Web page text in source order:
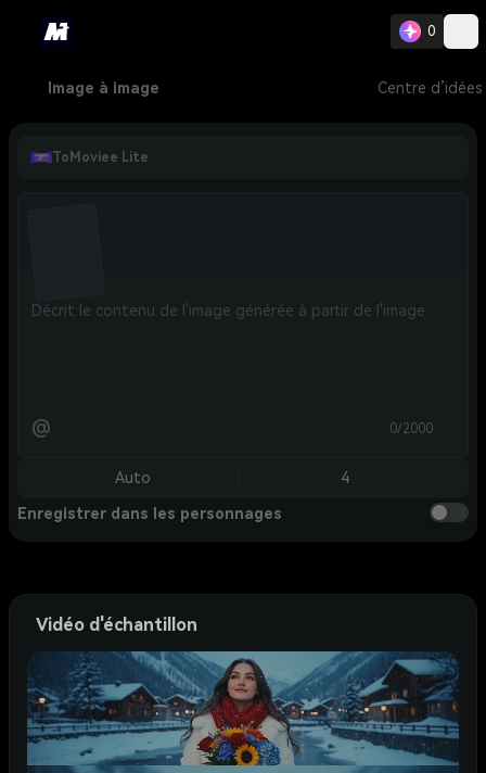
0
Image à image Centre d’idées
ToMoviee Lite
@ 0/2000
Auto 4
Enregistrer dans les personnages
Vidéo d'échantillon